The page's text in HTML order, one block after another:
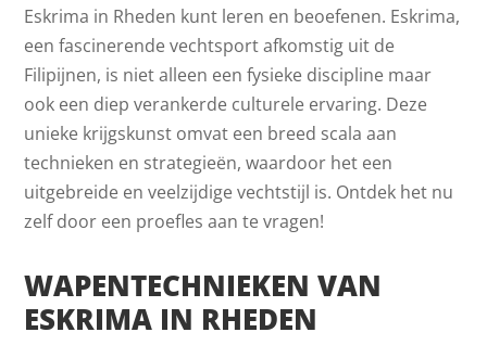
Eskrima in Rheden kunt leren en beoefenen. Eskrima,
een fascinerende vechtsport afkomstig uit de
Filipijnen, is niet alleen een fysieke discipline maar
ook een diep verankerde culturele ervaring. Deze
unieke krijgskunst omvat een breed scala aan
technieken en strategieën, waardoor het een
uitgebreide en veelzijdige vechtstijl is. Ontdek het nu
zelf door een proefles aan te vragen!
WAPENTECHNIEKEN VAN
ESKRIMA IN RHEDEN